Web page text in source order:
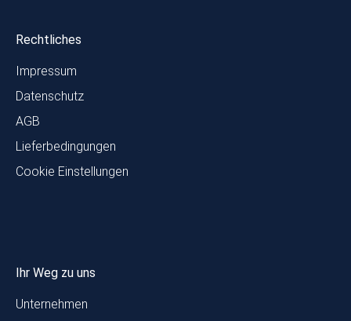
Rechtliches
Impressum
Datenschutz
AGB
Lieferbedingungen
Cookie Einstellungen
Ihr Weg zu uns
Unternehmen